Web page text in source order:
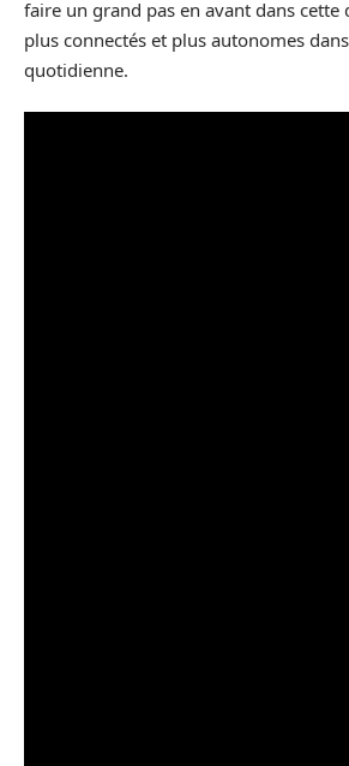
faire un grand pas en avant dans cette
plus connectés et plus autonomes
quotidienne.